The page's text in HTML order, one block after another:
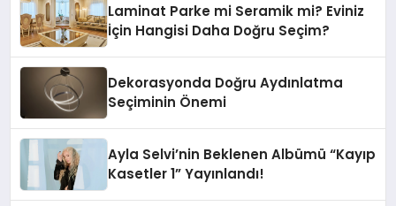
Laminat Parke mi Seramik mi? Eviniz
İçin Hangisi Daha Doğru Seçim?
Dekorasyonda Doğru Aydınlatma
Seçiminin Önemi
Ayla Selvi’nin Beklenen Albümü “Kayıp
Kasetler 1” Yayınlandı!